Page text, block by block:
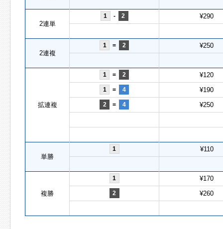
2連単
1 - 2 ¥290
2連複
1 = 2 ¥250
拡連複
1 = 2 ¥120
1 = 4 ¥190
2 = 4 ¥250
単勝
1 ¥110
複勝
1 ¥170
2 ¥260